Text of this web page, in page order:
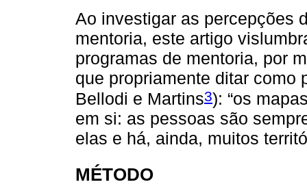
Ao investigar as percepções
mentoria, este artigo
programas de mentoria, por
que propriamente ditar como
Bellodi e Martins3): “os
em si: as pessoas são
elas e há, ainda, muitos
MÉTODO